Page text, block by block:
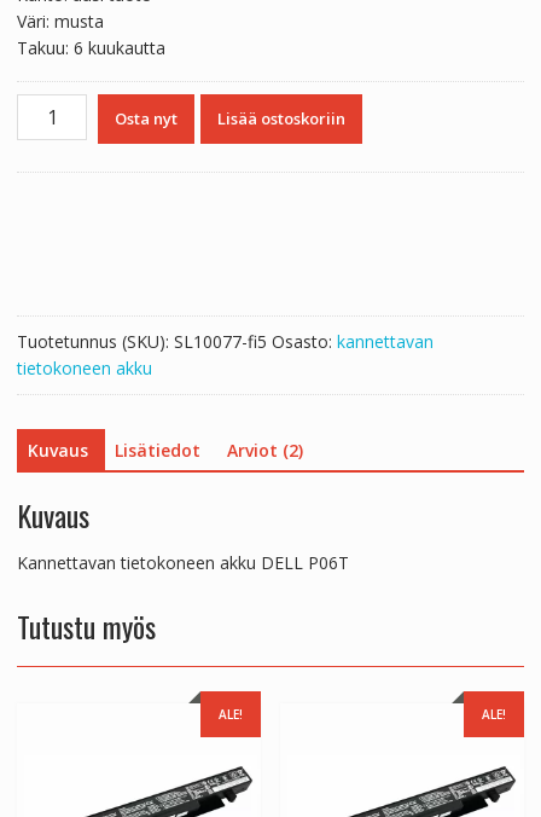
Väri: musta
Takuu: 6 kuukautta
Kannettavan
tietokoneen
M11x
R2,Alienware
M11x
R3
määrä
Osta nyt Lisää ostoskoriin
Tuotetunnus (SKU): SL10077-fi5 Osasto: kannettavan
tietokoneen akku
Kuvaus Lisätiedot Arviot (2)
Kuvaus
Kannettavan tietokoneen akku DELL P06T
Tutustu myös
ALE! ALE!